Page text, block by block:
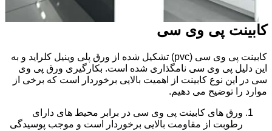
کابینت پی وی سی
کابینت پی وی سی (pvc) تشکیل شده از ورق پلی وینیل کلراید و به
این دلیل پی وی سی نامگذاری شده است. بکارگیری ورق پی وی
سی در این نوع کابینت از اهمیت بالایی برخوردار است که برخی از
موارد را توضیح می دهیم.
ورق های کابینت پی وی سی در برابر محیط های دارای
رطوبت از مقاومت بالایی برخوردار است و موجب پوسیدگی